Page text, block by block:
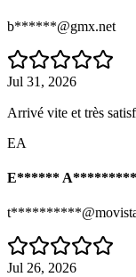
b******@gmx.net
Jul 31, 2026
Arrivé vite et très
EA
E****** A*********
Jul 26, 2026